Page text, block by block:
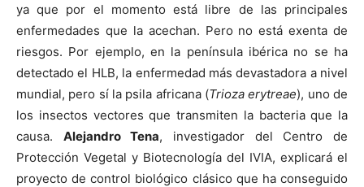
ya que por el momento está libre de las principales
enfermedades que la acechan. Pero no está exenta de
riesgos. Por ejemplo, en la península ibérica no se ha
detectado el HLB, la enfermedad más devastadora a nivel
mundial, pero sí la psila africana (Trioza erytreae), uno de
los insectos vectores que transmiten la bacteria que la
causa. Alejandro Tena, investigador del Centro de
Protección Vegetal y Biotecnología del IVIA, explicará el
proyecto de control biológico clásico que ha conseguido